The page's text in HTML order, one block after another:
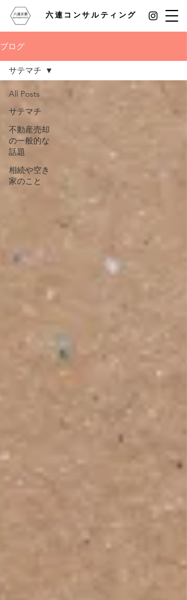
六連コンサルティング
ブログ
All Posts
サテマチ
不動産売却
の一般的な
話題
相続や空き
家のこと
サテマチ